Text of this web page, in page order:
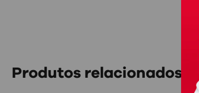
Produtos relacionados